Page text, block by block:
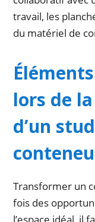
travail, les
du matériel de
lors de
d’un
Transformer un
fois des